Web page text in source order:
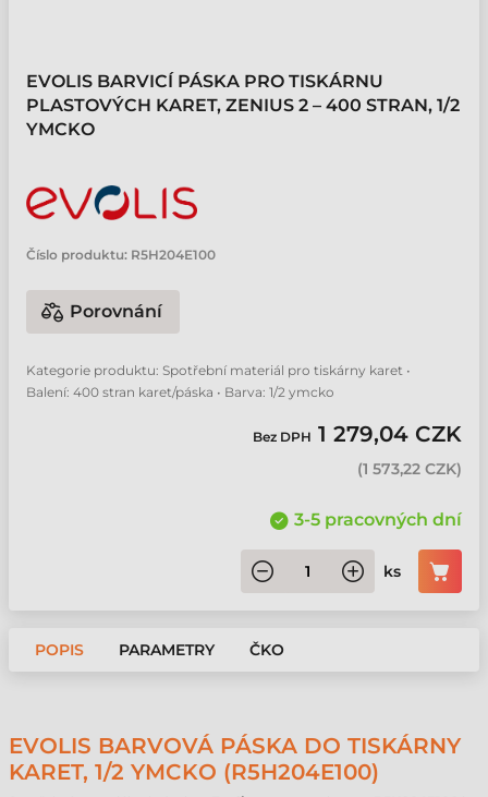
EVOLIS BARVICÍ PÁSKA PRO TISKÁRNU
PLASTOVÝCH KARET, ZENIUS 2 – 400 STRAN, 1/2
YMCKO
Číslo produktu: R5H204E100
Porovnání
Kategorie produktu: Spotřební materiál pro tiskárny karet •
Balení: 400 stran karet/páska • Barva: 1/2 ymcko
Bez DPH 1 279,04 CZK
(1 573,22 CZK)
3-5 pracovných dní
ks
POPIS PARAMETRY ČKO
EVOLIS BARVOVÁ PÁSKA DO TISKÁRNY
KARET, 1/2 YMCKO (R5H204E100)